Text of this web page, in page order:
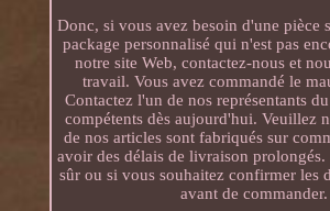
Donc, si vous avez besoin d'une pièce
package personnalisé qui n'est pas
notre site Web, contactez-nous et
travail. Vous avez commandé le
Contactez l'un de nos représentants
compétents dès aujourd'hui. Veuillez
de nos articles sont fabriqués sur
avoir des délais de livraison prolongés.
sûr ou si vous souhaitez confirmer les
avant de commander.